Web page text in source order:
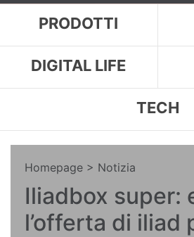
PRODOTTI
DIGITAL LIFE
TECH
Homepage > Notizia
Iliadbox super:
l’offerta di iliad